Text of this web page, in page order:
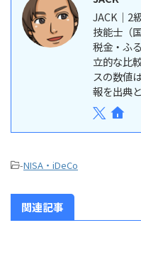
JACK｜2
技能士（
税金・ふ
立的な比
スの数値
報を出典
-NISA・iDeCo
関連記事